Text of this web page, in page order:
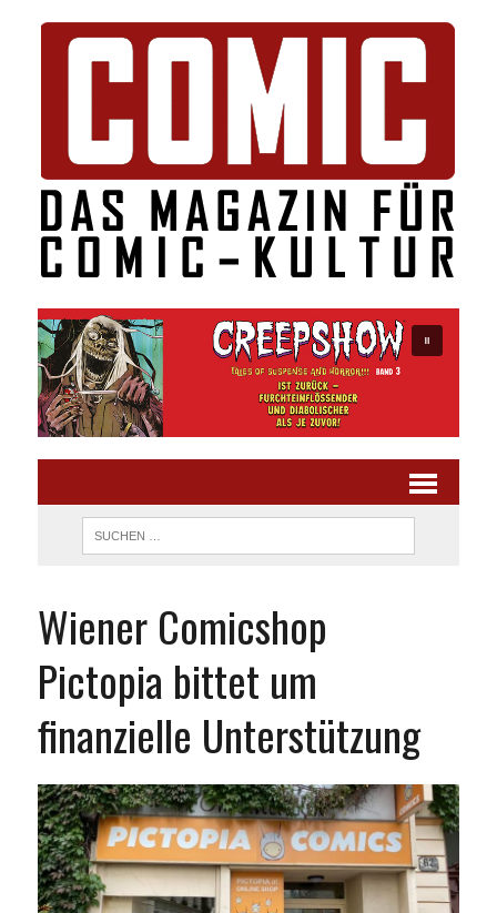
Wiener Comicshop
Pictopia bittet um
finanzielle Unterstützung